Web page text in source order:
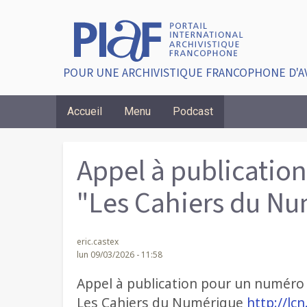
POUR UNE ARCHIVISTIQUE FRANCOPHONE
Accueil Menu Podcast
Appel à
"Les Cahiers du
eric.castex
lun 09/03/2026 - 11:58
Appel à publication pour un
Les Cahiers du Numérique http://